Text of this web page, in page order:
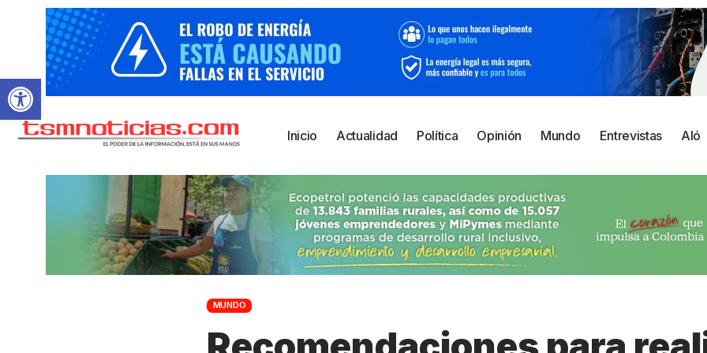
Abrir barra de herramientas
Inicio Actualidad Política Opinión Mundo Entrevistas Aló
MUNDO